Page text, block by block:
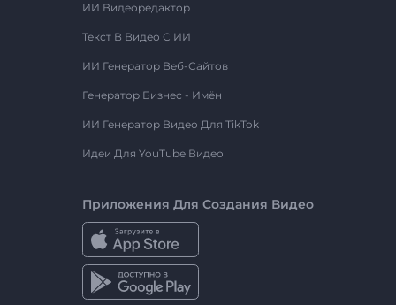
ИИ Видеоредактор
Текст В Видео С ИИ
ИИ Генератор Веб-Сайтов
Генератор Бизнес - Имён
ИИ Генератор Видео Для TikTok
Идеи Для YouTube Видео
Приложения Для Создания Видео